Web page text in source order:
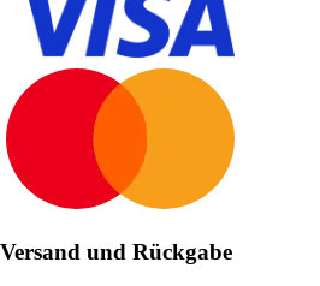
Versand und Rückgabe